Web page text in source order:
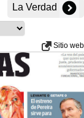
La Verdad
Sitio web